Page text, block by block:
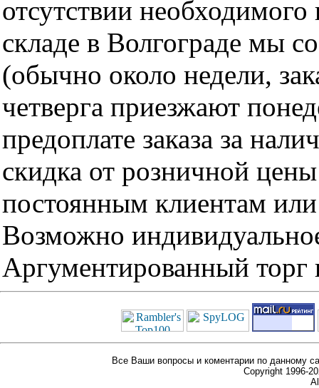
отсутствии
складе в Волгограде мы
(обычно около недели,
четверга приезжают
предоплате заказа за
скидка от розничной
постоянным клиентам
Возможно
Аргументированный торг
Все Ваши вопросы и коментарии по данному
Copyright 1996-